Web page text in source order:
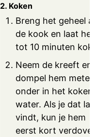
2. Koken
Breng het geheel
de kook en laat het
tot 10 minuten
Neem de kreeft en
dompel hem
onder in het
water. Als je dat
vindt, kun je hem
eerst kort verdoven